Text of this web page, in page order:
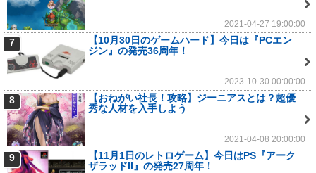
2021-04-27 19:00:00
7
【10月30日のゲームハード】今日は『PCエン
ジン』の発売36周年！
2023-10-30 00:00:00
8
【おねがい社長！攻略】ジーニアスとは？超優
秀な人材を入手しよう
2021-04-08 20:00:00
9
【11月1日のレトロゲーム】今日はPS『アーク
ザラッドII』の発売27周年！